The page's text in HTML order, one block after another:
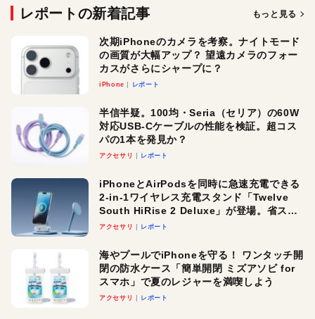
レポートの新着記事 もっと見る
次期iPhoneのカメラを考察。ナイトモード
の画質が大幅アップ？ 望遠カメラのフォー
カスがさらにシャープに？
iPhone レポート
半信半疑。100均・Seria（セリア）の60W
対応USB-Cケーブルの性能を検証。超コス
パの1本を発見か？
アクセサリ レポート
iPhoneとAirPodsを同時に急速充電できる
2-in-1ワイヤレス充電スタンド「Twelve
South HiRise 2 Deluxe」が登場。省スペ
ースでおしゃれに充電したい人にオスス
アクセサリ レポート
海やプールでiPhoneを守る！ ワンタッチ開
閉の防水ケース「簡単開閉 ミズアソビ for
スマホ」で夏のレジャーを満喫しよう
アクセサリ レポート